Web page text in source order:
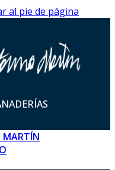
al pie de página
MARTÍN